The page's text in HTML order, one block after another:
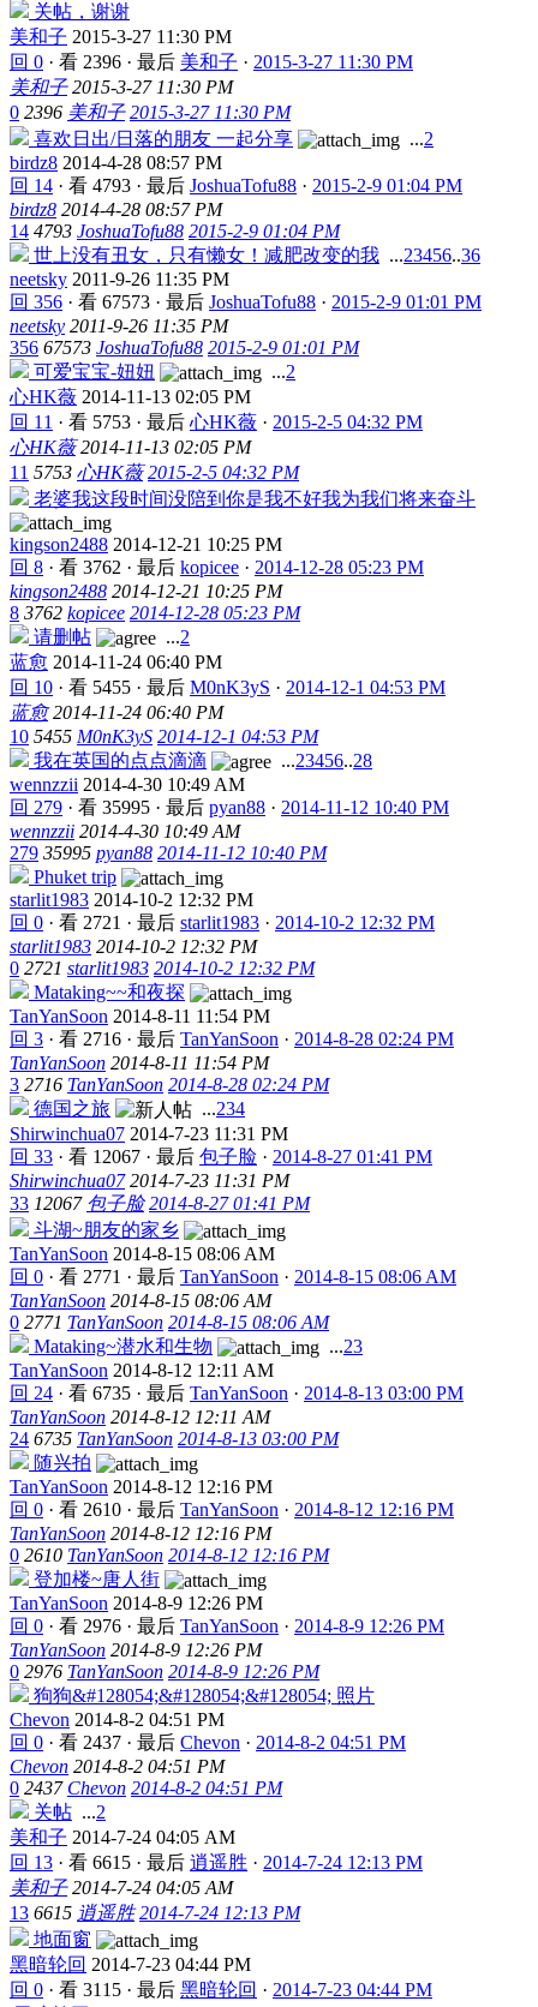
关帖，谢谢
美和子 2015-3-27 11:30 PM
回 0 · 看 2396 · 最后 美和子 · 2015-3-27 11:30 PM
美和子 2015-3-27 11:30 PM
0 2396 美和子 2015-3-27 11:30 PM
喜欢日出/日落的朋友 一起分享
...2
birdz8 2014-4-28 08:57 PM
回 14 · 看 4793 · 最后 JoshuaTofu88 · 2015-2-9 01:04 PM
birdz8 2014-4-28 08:57 PM
14 4793 JoshuaTofu88 2015-2-9 01:04 PM
世上没有丑女，只有懒女！减肥改变的我 ...23456..36
neetsky 2011-9-26 11:35 PM
回 356 · 看 67573 · 最后 JoshuaTofu88 · 2015-2-9 01:01 PM
neetsky 2011-9-26 11:35 PM
356 67573 JoshuaTofu88 2015-2-9 01:01 PM
可爱宝宝-妞妞
...2
心HK薇 2014-11-13 02:05 PM
回 11 · 看 5753 · 最后 心HK薇 · 2015-2-5 04:32 PM
心HK薇 2014-11-13 02:05 PM
11 5753 心HK薇 2015-2-5 04:32 PM
老婆我这段时间没陪到你是我不好我为我们将来奋斗
kingson2488 2014-12-21 10:25 PM
回 8 · 看 3762 · 最后 kopicee · 2014-12-28 05:23 PM
kingson2488 2014-12-21 10:25 PM
8 3762 kopicee 2014-12-28 05:23 PM
请删帖
...2
蓝愈 2014-11-24 06:40 PM
回 10 · 看 5455 · 最后 M0nK3yS · 2014-12-1 04:53 PM
蓝愈 2014-11-24 06:40 PM
10 5455 M0nK3yS 2014-12-1 04:53 PM
我在英国的点点滴滴
...23456..28
wennzzii 2014-4-30 10:49 AM
回 279 · 看 35995 · 最后 pyan88 · 2014-11-12 10:40 PM
wennzzii 2014-4-30 10:49 AM
279 35995 pyan88 2014-11-12 10:40 PM
Phuket trip
starlit1983 2014-10-2 12:32 PM
回 0 · 看 2721 · 最后 starlit1983 · 2014-10-2 12:32 PM
starlit1983 2014-10-2 12:32 PM
0 2721 starlit1983 2014-10-2 12:32 PM
Mataking~~和夜探
TanYanSoon 2014-8-11 11:54 PM
回 3 · 看 2716 · 最后 TanYanSoon · 2014-8-28 02:24 PM
TanYanSoon 2014-8-11 11:54 PM
3 2716 TanYanSoon 2014-8-28 02:24 PM
德国之旅
...234
Shirwinchua07 2014-7-23 11:31 PM
回 33 · 看 12067 · 最后 包子脸 · 2014-8-27 01:41 PM
Shirwinchua07 2014-7-23 11:31 PM
33 12067 包子脸 2014-8-27 01:41 PM
斗湖~朋友的家乡
TanYanSoon 2014-8-15 08:06 AM
回 0 · 看 2771 · 最后 TanYanSoon · 2014-8-15 08:06 AM
TanYanSoon 2014-8-15 08:06 AM
0 2771 TanYanSoon 2014-8-15 08:06 AM
Mataking~潜水和生物
...23
TanYanSoon 2014-8-12 12:11 AM
回 24 · 看 6735 · 最后 TanYanSoon · 2014-8-13 03:00 PM
TanYanSoon 2014-8-12 12:11 AM
24 6735 TanYanSoon 2014-8-13 03:00 PM
随兴拍
TanYanSoon 2014-8-12 12:16 PM
回 0 · 看 2610 · 最后 TanYanSoon · 2014-8-12 12:16 PM
TanYanSoon 2014-8-12 12:16 PM
0 2610 TanYanSoon 2014-8-12 12:16 PM
登加楼~唐人街
TanYanSoon 2014-8-9 12:26 PM
回 0 · 看 2976 · 最后 TanYanSoon · 2014-8-9 12:26 PM
TanYanSoon 2014-8-9 12:26 PM
0 2976 TanYanSoon 2014-8-9 12:26 PM
狗狗&#128054;&#128054;&#128054; 照片
Chevon 2014-8-2 04:51 PM
回 0 · 看 2437 · 最后 Chevon · 2014-8-2 04:51 PM
Chevon 2014-8-2 04:51 PM
0 2437 Chevon 2014-8-2 04:51 PM
关帖 ...2
美和子 2014-7-24 04:05 AM
回 13 · 看 6615 · 最后 逍遥胜 · 2014-7-24 12:13 PM
美和子 2014-7-24 04:05 AM
13 6615 逍遥胜 2014-7-24 12:13 PM
地面窗
黑暗轮回 2014-7-23 04:44 PM
回 0 · 看 3115 · 最后 黑暗轮回 · 2014-7-23 04:44 PM